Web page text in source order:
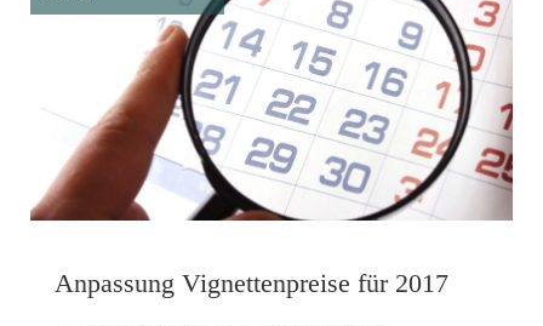
Anpassung Vignettenpreise für 2017